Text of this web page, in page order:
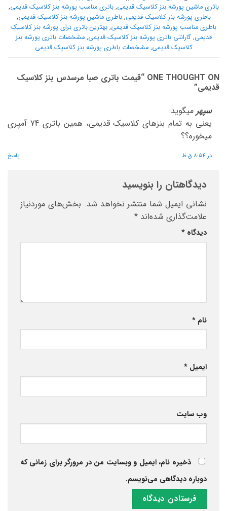
باتری ماشین پورشه بنز کلاسیک قدیمی,باتری مناسب پورشه بنز کلاسیک قدیمی,
باطری پورشه بنز کلاسیک قدیمی,باطری ماشین پورشه بنز کلاسیک قدیمی,
باطری مناسب پورشه بنز کلاسیک قدیمی, بهترین باتری برای پورشه بنز کلاسیک
قدیمی,گارانتی باتری پورشه بنز کلاسیک قدیمی,مشخصات باتری پورشه بنز
کلاسیک قدیمی,مشخصات باطری پورشه بنز کلاسیک قدیمی
ONE THOUGHT ON “ قیمت باتری صبا مرسدس بنز کلاسیک
قدیمی”
سپهر میگوید:
یعنی به تمام بنزهای کلاسیک قدیمی، همین باتری 74 آمپری
میخوره؟؟
در 8:54 ق.ظ پاسخ
دیدگاهتان را بنویسید
نشانی ایمیل شما منتشر نخواهد شد. بخش‌های موردنیاز
علامت‌گذاری شده‌اند *
دیدگاه *
نام *
ایمیل *
وب‌ سایت
ذخیره نام، ایمیل و وبسایت من در مرورگر برای زمانی که
دوباره دیدگاهی می‌نویسم.